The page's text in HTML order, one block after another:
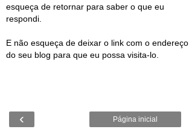
esqueça de retornar para saber o que eu
respondi.
E não esqueça de deixar o link com o endereço
do seu blog para que eu possa visita-lo.
‹ Página inicial